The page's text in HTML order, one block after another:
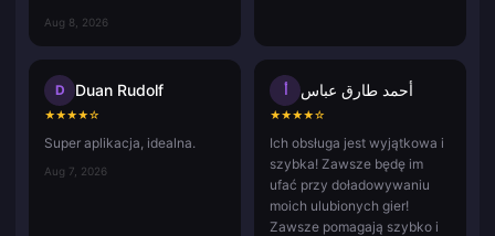
Aug 8, 2026
D Duan Rudolf
★★★★☆
Super aplikacja, idealna.
Aug 7, 2026
أ أحمد طارق عباس
★★★★☆
Ich obsługa jest wyjątkowa i
szybka! Zawsze będę im
ufać przy doładowywaniu
moich ulubionych gier!
Zawsze pomagają szybko i